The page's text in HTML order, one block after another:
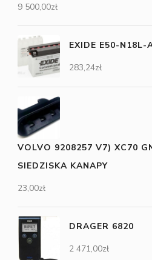
9 500,00zł
EXIDE E50-N18L-
283,24zł
VOLVO 9208257 V7) XC70
SIEDZISKA KANAPY
23,00zł
DRAGER 6820
2 471,00zł